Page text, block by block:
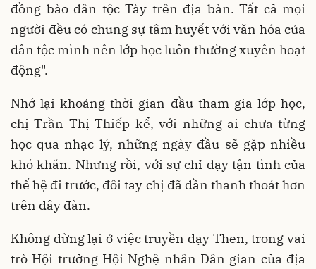
đồng bào dân tộc Tày trên địa bàn. Tất cả mọi
người đều có chung sự tâm huyết với văn hóa của
dân tộc mình nên lớp học luôn thường xuyên hoạt
động".
Nhớ lại khoảng thời gian đầu tham gia lớp học,
chị Trần Thị Thiếp kể, với những ai chưa từng
học qua nhạc lý, những ngày đầu sẽ gặp nhiều
khó khăn. Nhưng rồi, với sự chỉ dạy tận tình của
thế hệ đi trước, đôi tay chị đã dần thanh thoát hơn
trên dây đàn.
Không dừng lại ở việc truyền dạy Then, trong vai
trò Hội trưởng Hội Nghệ nhân Dân gian của địa